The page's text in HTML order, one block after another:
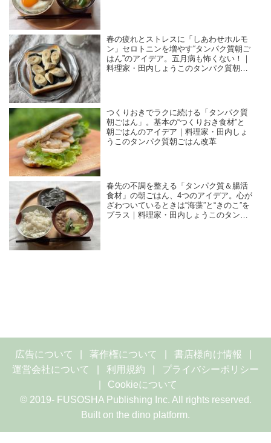
春の疲れとストレスに「しあわせホルモ
ン」セロトニンを増やす“タンパク質朝ご
はん”のアイデア。五月病も怖くない！｜
料理家・田内しょうこのタンパク質朝ご
つくりおきでラクに続ける「タンパク質
朝ごはん」。基本の“つくりおき食材”と
朝ごはんのアイデア｜料理家・田内しょ
うこのタンパク質朝ごはん改革
春先の不調を整える「タンパク質＆腸活
食材」の朝ごはん、4つのアイデア。心が
ざわついているときは“海藻”と“きのこ”を
プラス｜料理家・田内しょうこのタンパ
広告について 著作権について
書店様向け情報
運営会社について
利用規約
プライバシーポリシー
Cookieについて
© 2019- FUSOSHA Publishing Inc. All rights reserved.
Built on the dino platform.